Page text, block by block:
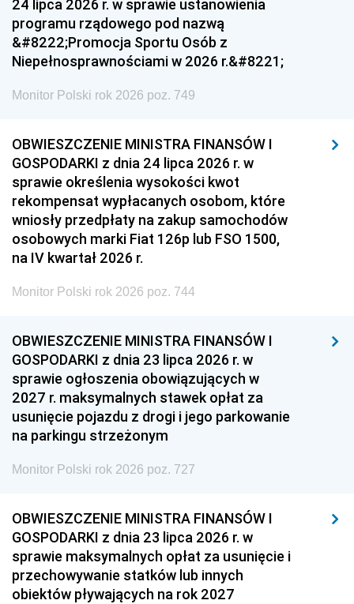
24 lipca 2026 r. w sprawie ustanowienia
programu rządowego pod nazwą
&#8222;Promocja Sportu Osób z
Niepełnosprawnościami w 2026 r.&#8221;
Monitor Polski rok 2026 poz. 749
OBWIESZCZENIE MINISTRA FINANSÓW I
GOSPODARKI z dnia 24 lipca 2026 r. w
sprawie określenia wysokości kwot
rekompensat wypłacanych osobom, które
wniosły przedpłaty na zakup samochodów
osobowych marki Fiat 126p lub FSO 1500,
na IV kwartał 2026 r.
Monitor Polski rok 2026 poz. 744
OBWIESZCZENIE MINISTRA FINANSÓW I
GOSPODARKI z dnia 23 lipca 2026 r. w
sprawie ogłoszenia obowiązujących w
2027 r. maksymalnych stawek opłat za
usunięcie pojazdu z drogi i jego parkowanie
na parkingu strzeżonym
Monitor Polski rok 2026 poz. 727
OBWIESZCZENIE MINISTRA FINANSÓW I
GOSPODARKI z dnia 23 lipca 2026 r. w
sprawie maksymalnych opłat za usunięcie i
przechowywanie statków lub innych
obiektów pływających na rok 2027